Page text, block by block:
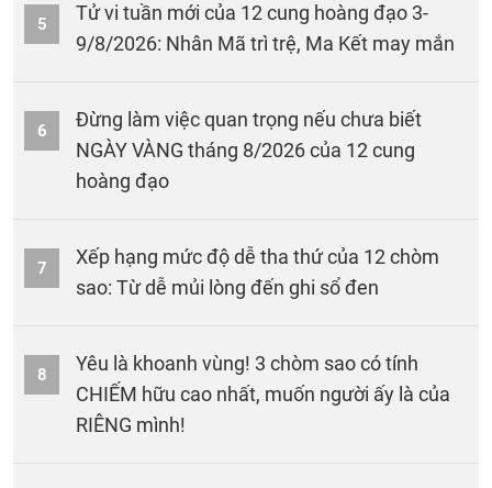
5
Tử vi tuần mới của 12 cung hoàng đạo 3-
9/8/2026: Nhân Mã trì trệ, Ma Kết may mắn
6
Đừng làm việc quan trọng nếu chưa biết
NGÀY VÀNG tháng 8/2026 của 12 cung
hoàng đạo
7
Xếp hạng mức độ dễ tha thứ của 12 chòm
sao: Từ dễ mủi lòng đến ghi sổ đen
8
Yêu là khoanh vùng! 3 chòm sao có tính
CHIẾM hữu cao nhất, muốn người ấy là của
RIÊNG mình!